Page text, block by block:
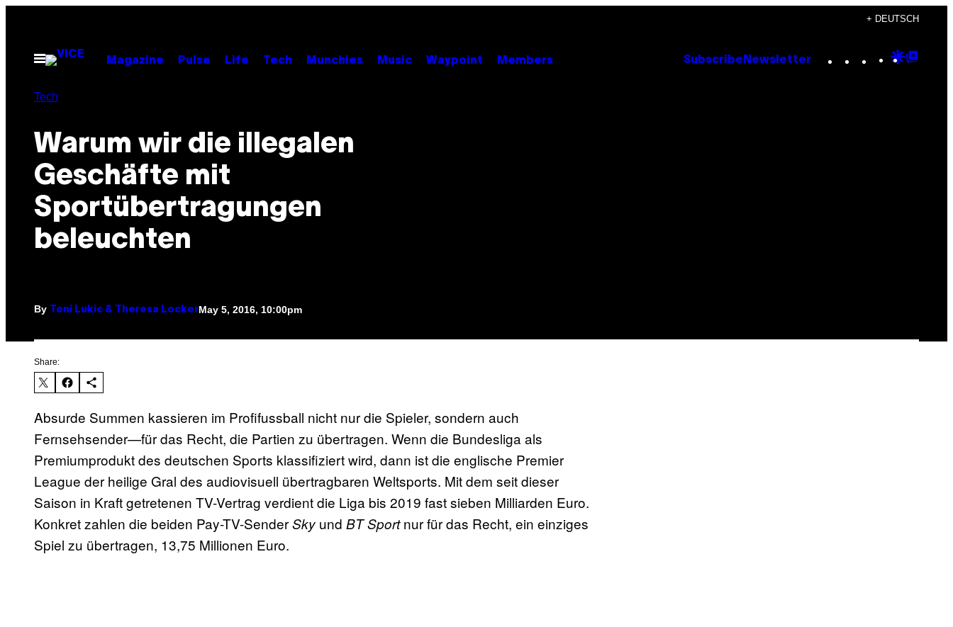
content
+ DEUTSCH
Open
Menu
Magazine Pulse Life Tech Munchies Music Waypoint Members Subscribe Newsletter Instagram
TikTok
YouTube
Google
Tech
Warum wir die illegalen
Geschäfte mit
Sportübertragungen
beleuchten
By Toni Lukic & Theresa LockerMay 5, 2016, 10:00pm
Share:
Absurde Summen kassieren im Profifussball nicht nur die Spieler, sondern auch
Fernsehsender—für das Recht, die Partien zu übertragen. Wenn die Bundesliga als
Premiumprodukt des deutschen Sports klassifiziert wird, dann ist die englische Premier
League der heilige Gral des audiovisuell übertragbaren Weltsports. Mit dem seit dieser
Saison in Kraft getretenen TV-Vertrag verdient die Liga bis 2019 fast sieben Milliarden Euro.
Konkret zahlen die beiden Pay-TV-SenderSky und BT Sportnur für das Recht, ein einziges
Spiel zu übertragen, 13,75 Millionen Euro.